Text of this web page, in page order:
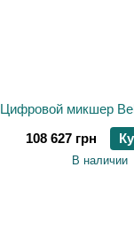
Цифровой микшер
108 627 грн
В наличии